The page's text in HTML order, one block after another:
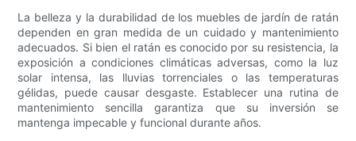
La belleza y la durabilidad de los muebles de jardín de ratán
dependen en gran medida de un cuidado y mantenimiento
adecuados. Si bien el ratán es conocido por su resistencia, la
exposición a condiciones climáticas adversas, como la luz
solar intensa, las lluvias torrenciales o las temperaturas
gélidas, puede causar desgaste. Establecer una rutina de
mantenimiento sencilla garantiza que su inversión se
mantenga impecable y funcional durante años.